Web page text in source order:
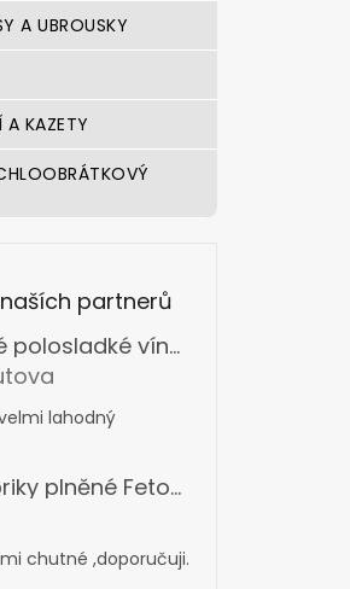
A UBROUSKY
A KAZETY
partnerů
Imiglykos bílé polosladké víno box s ventilkem 5 l
je 5 z 5 hvězdiček.
lahodný
Červené papriky plněné Fetou v oleji s bylinkami 360 g
je 5 z 5 hvězdiček.
chutné ,doporučuji.